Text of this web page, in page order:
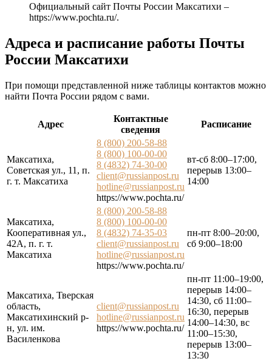
Официальный сайт Почты России Максатихи –
https://www.pochta.ru/.
Адреса и расписание работы Почты
России Максатихи
При помощи представленной ниже таблицы контактов можно
найти Почта России рядом с вами.
Адрес
Контактные
сведения
Расписание
Максатиха,
Советская ул., 11, п.
г. т. Максатиха
8 (800) 200-58-88
8 (800) 100-00-00
8 (4832) 74-30-00
client@russianpost.ru
hotline@russianpost.ru
https://www.pochta.ru/
вт-сб 8:00–17:00,
перерыв 13:00–
14:00
Максатиха,
Кооперативная ул.,
42А, п. г. т.
Максатиха
8 (800) 200-58-88
8 (800) 100-00-00
8 (4832) 74-35-03
client@russianpost.ru
hotline@russianpost.ru
https://www.pochta.ru/
пн-пт 8:00–20:00,
сб 9:00–18:00
Максатиха, Тверская
область,
Максатихинский р-
н, ул. им.
Василенкова
client@russianpost.ru
hotline@russianpost.ru
https://www.pochta.ru/
пн-пт 11:00–19:00,
перерыв 14:00–
14:30, сб 11:00–
16:30, перерыв
14:00–14:30, вс
11:00–15:30,
перерыв 13:00–
13:30